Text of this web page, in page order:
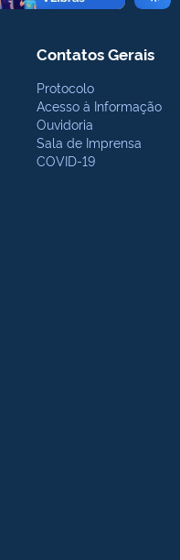
Contatos Gerais
Protocolo
Acesso à Informação
Ouvidoria
Sala de Imprensa
COVID-19